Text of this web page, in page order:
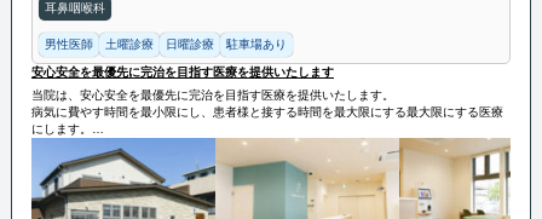
耳鼻咽喉科
男性医師 土曜診療 日曜診療 駐車場あり
安心安全を最優先に完治を目指す医療を提供いたします
当院は、安心安全を最優先に完治を目指す医療を提供いたします。
病気に費やす時間を最小限にし、患者様と接する時間を最大限にする最大限にする医療
にします。
患者様に納得いただけるように、見える化に努めています。